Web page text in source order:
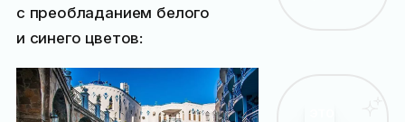
с преобладанием белого
и синего цветов: